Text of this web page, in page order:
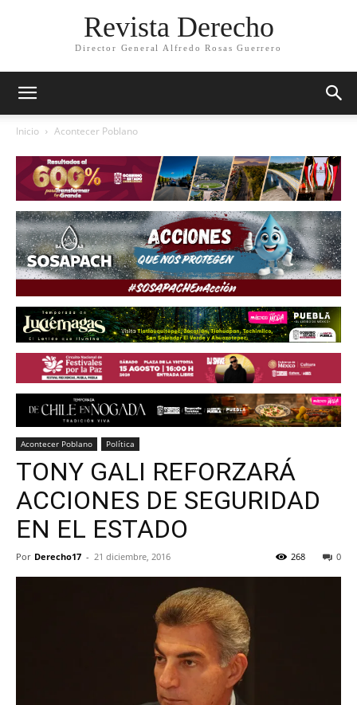
Revista Derecho
Director General Alfredo Rosas Guerrero
Inicio Acontecer Poblano
Acontecer Poblano Política
TONY GALI REFORZARÁ
ACCIONES DE SEGURIDAD
EN EL ESTADO
Por Derecho17 - 21 diciembre, 2016 0
268